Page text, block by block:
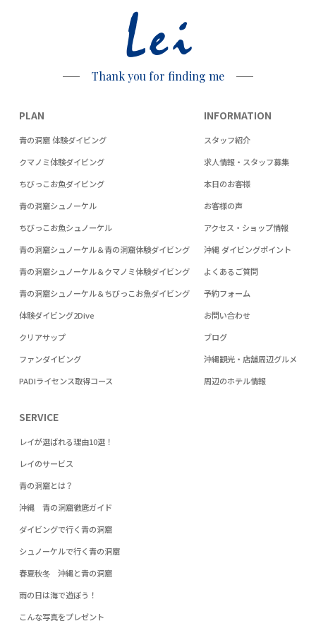
Lei
Thank you for finding me
PLAN
青の洞窟 体験ダイビング
クマノミ体験ダイビング
ちびっこお魚ダイビング
青の洞窟シュノーケル
ちびっこお魚シュノーケル
青の洞窟シュノーケル＆青の洞窟体験ダイビング
青の洞窟シュノーケル＆クマノミ体験ダイビング
青の洞窟シュノーケル＆ちびっこお魚ダイビング
体験ダイビング2Dive
クリアサップ
ファンダイビング
PADIライセンス取得コース
SERVICE
レイが選ばれる理由10選！
レイのサービス
青の洞窟とは？
沖縄 青の洞窟徹底ガイド
ダイビングで行く青の洞窟
シュノーケルで行く青の洞窟
春夏秋冬 沖縄と青の洞窟
雨の日は海で遊ぼう！
こんな写真をプレゼント
INFORMATION
スタッフ紹介
求人情報・スタッフ募集
本日のお客様
お客様の声
アクセス・ショップ情報
沖縄 ダイビングポイント
よくあるご質問
予約フォーム
お問い合わせ
ブログ
沖縄観光・店舗周辺グルメ
周辺のホテル情報